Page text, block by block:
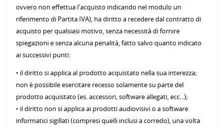
ovvero non effettua l'acquisto indicando nel modulo un
riferimento di Partita IVA), ha diritto a recedere dal contratto di
acquisto per qualsiasi motivo, senza necessità di fornire
spiegazioni e senza alcuna penalità, fatto salvo quanto indicato
ai successivi punti:
• il diritto si applica al prodotto acquistato nella sua interezza;
non è possibile esercitare recesso solamente su parte del
prodotto acquistato (es. accessori, software allegati, ecc...);
• il diritto non si applica ai prodotti audiovisivi o a software
informatici sigillati (compresi quelli inclusi a corredo), una volta